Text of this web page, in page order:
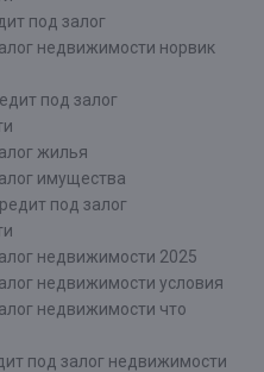
под залог
недвижимости норвик
под залог
жилья
имущества
под залог
недвижимости 2025
недвижимости условия
недвижимости что
под залог недвижимости